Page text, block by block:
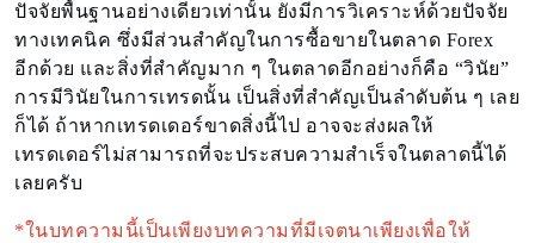
ปัจจัยพื้นฐานอย่างเดียวเท่านั้น ยังมีการวิเคราะห์ด้วยปัจจัย
ทางเทคนิค ซึ่งมีส่วนสำคัญในการซื้อขายในตลาด Forex
อีกด้วย และสิ่งที่สำคัญมาก ๆ ในตลาดอีกอย่างก็คือ “วินัย”
การมีวินัยในการเทรดนั้น เป็นสิ่งที่สำคัญเป็นลำดับต้น ๆ เลย
ก็ได้ ถ้าหากเทรดเดอร์ขาดสิ่งนี้ไป อาจจะส่งผลให้
เทรดเดอร์ไม่สามารถที่จะประสบความสำเร็จในตลาดนี้ได้
เลยครับ
*ในบทความนี้เป็นเพียงบทความที่มีเจตนาเพียงเพื่อให้